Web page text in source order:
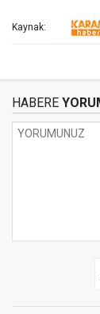
Kaynak:
HABERE